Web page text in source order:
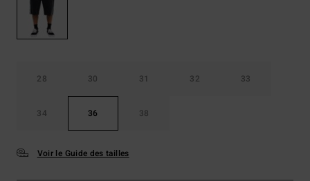
28 30 31 32 33
34 36 38
Voir le Guide des tailles